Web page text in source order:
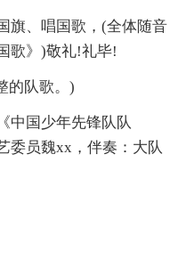
、唱国歌，(全体随音
歌》)敬礼!礼毕!
队歌。)
国少年先锋队队
委员魏xx，伴奏：大队